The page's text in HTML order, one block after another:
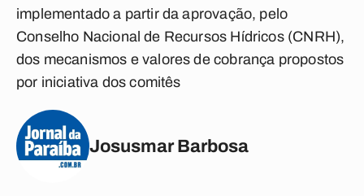
implementado a partir da aprovação, pelo
Conselho Nacional de Recursos Hídricos (CNRH),
dos mecanismos e valores de cobrança propostos
por iniciativa dos comitês
Josusmar Barbosa